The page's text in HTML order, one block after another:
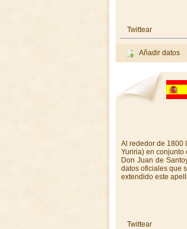
Twittear
Añadir datos
Al rededor de 1800
Yuriria) en conjunto
Don Juan de
datos oficiales que
extendido este
Twittear